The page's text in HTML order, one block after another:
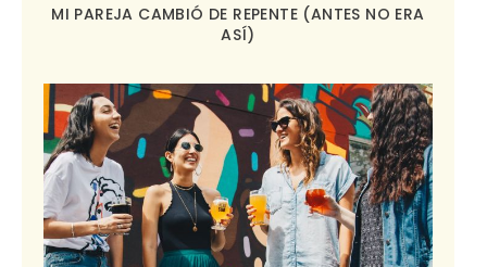
MI PAREJA CAMBIÓ DE REPENTE (ANTES NO ERA
ASÍ)